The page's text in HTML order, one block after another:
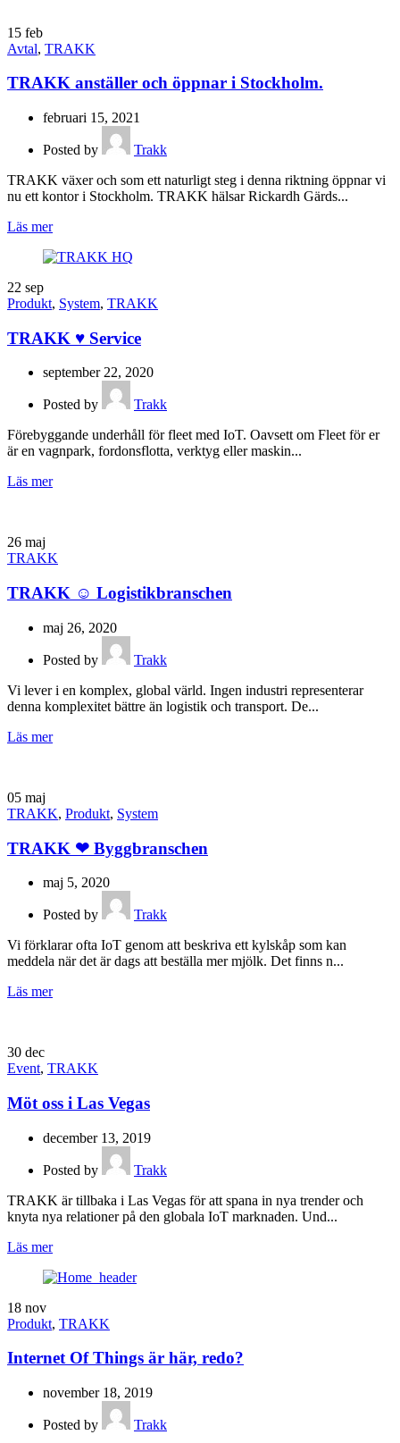
15 feb
Avtal, TRAKK
TRAKK anställer och öppnar i Stockholm.
februari 15, 2021
Posted by
Trakk
TRAKK växer och som ett naturligt steg i denna riktning öppnar vi
nu ett kontor i Stockholm. TRAKK hälsar Rickardh Gärds...
Läs mer
22 sep
Produkt, System, TRAKK
TRAKK ♥ Service
september 22, 2020
Posted by
Trakk
Förebyggande underhåll för fleet med IoT. Oavsett om Fleet för er
är en vagnpark, fordonsflotta, verktyg eller maskin...
Läs mer
26 maj
TRAKK
TRAKK ☺ Logistikbranschen
maj 26, 2020
Posted by
Trakk
Vi lever i en komplex, global värld. Ingen industri representerar
denna komplexitet bättre än logistik och transport. De...
Läs mer
05 maj
TRAKK, Produkt, System
TRAKK ❤ Byggbranschen
maj 5, 2020
Posted by
Trakk
Vi förklarar ofta IoT genom att beskriva ett kylskåp som kan
meddela när det är dags att beställa mer mjölk. Det finns n...
Läs mer
30 dec
Event, TRAKK
Möt oss i Las Vegas
december 13, 2019
Posted by
Trakk
TRAKK är tillbaka i Las Vegas för att spana in nya trender och
knyta nya relationer på den globala IoT marknaden. Und...
Läs mer
18 nov
Produkt, TRAKK
Internet Of Things är här, redo?
november 18, 2019
Posted by
Trakk